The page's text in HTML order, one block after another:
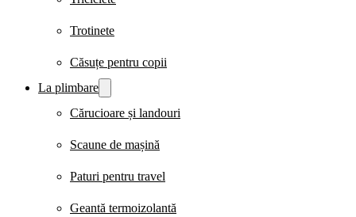
Trotinete
Căsuțe pentru copii
La plimbare
Cărucioare și landouri
Scaune de mașină
Paturi pentru travel
Geantă termoizolantă